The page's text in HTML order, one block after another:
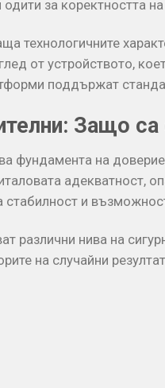
за коректността
технологичните
от устройството,
поддържат
Защо
фундамента на
адекватност,
и
различни нива на
на случайни